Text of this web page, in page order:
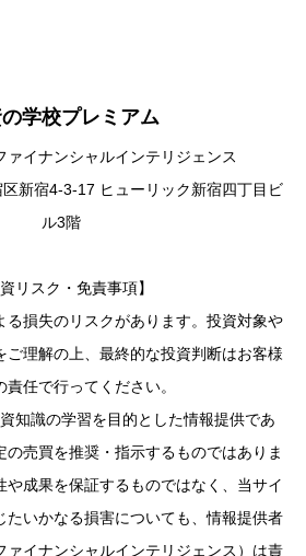
学校プレミアム
ァイナンシャルインテリジェンス
新宿4-3-17 ヒューリック新宿四丁目ビ
ル3階
資リスク・免責事項】
る損失のリスクがあります。投資対象や
ご理解の上、最終的な投資判断はお客様
責任で行ってください。
知識の学習を目的とした情報提供であ
の売買を推奨・指示するものではありま
や成果を保証するものではなく、当サイ
たいかなる損害についても、情報提供者
ァイナンシャルインテリジェンス）は責